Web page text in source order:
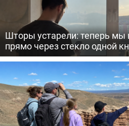
Шторы устарели: теперь
прямо через стекло одной